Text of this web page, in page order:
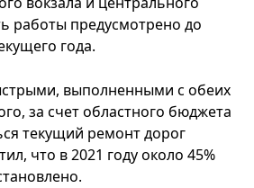
работы предусмотрено до
года.
выполненными с обеих
за счет областного бюджета
текущий ремонт дорог
что в 2021 году около 45%